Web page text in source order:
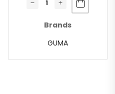
Brands
GUMA